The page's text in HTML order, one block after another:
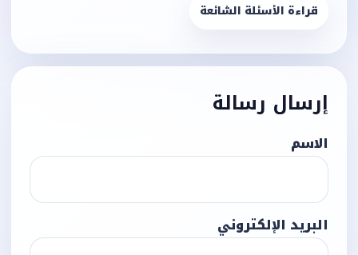
قراءة الأسئلة الشائعة
إرسال رسالة
الاسم
البريد الإلكتروني